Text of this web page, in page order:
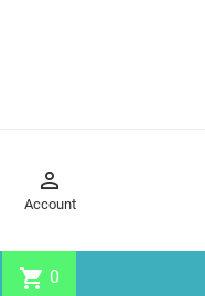

Account
shopping_cart 0